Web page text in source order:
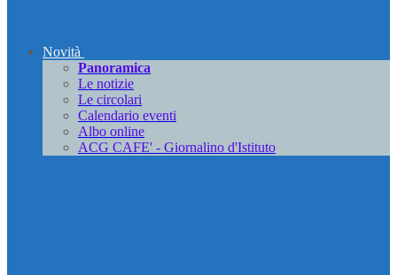
Novità
Panoramica
Le notizie
Le circolari
Calendario eventi
Albo online
ACG CAFE' - Giornalino d'Istituto